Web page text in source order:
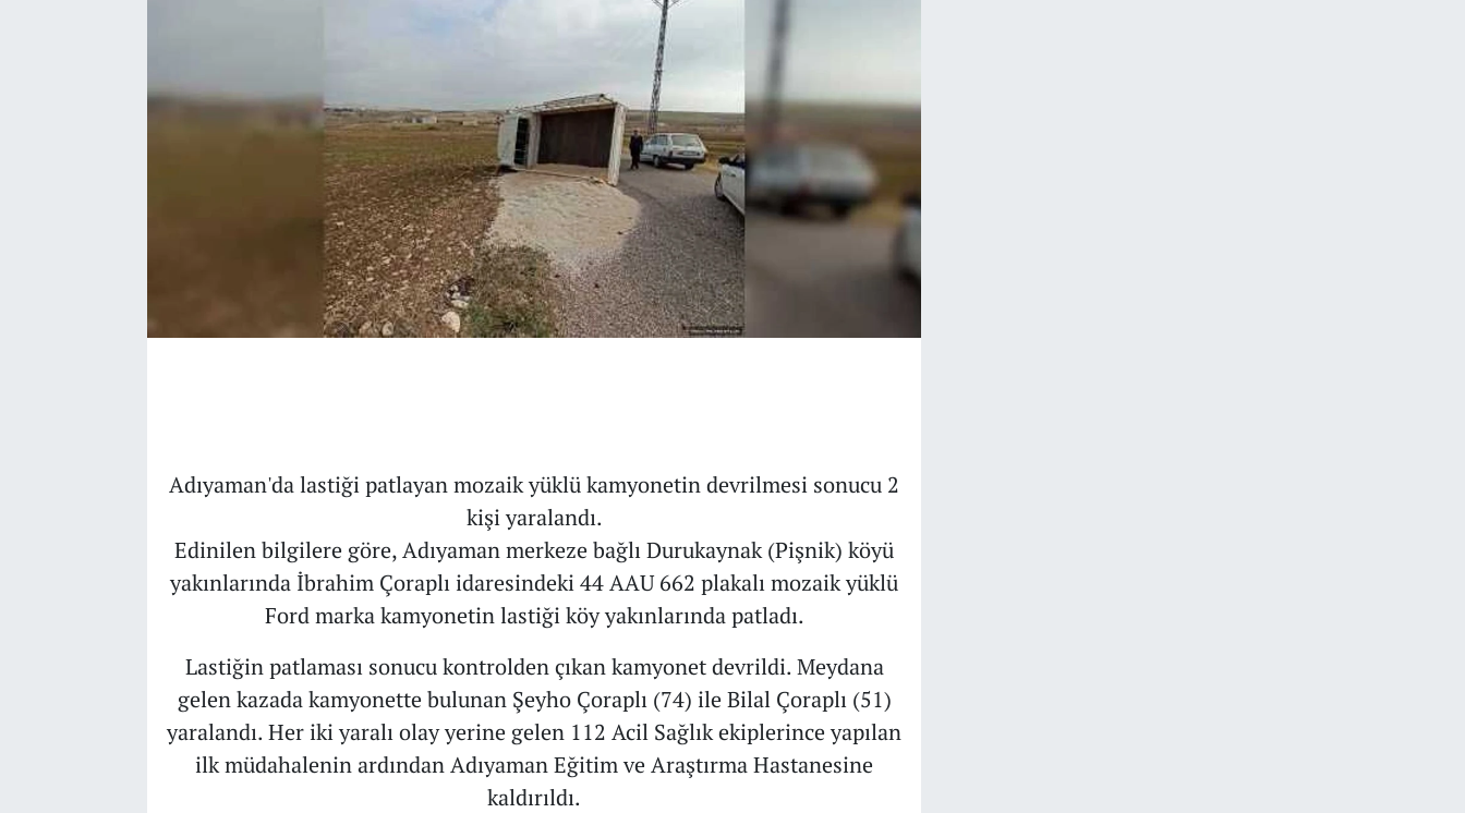
Adıyaman'da lastiği patlayan mozaik yüklü kamyonetin devrilmesi sonucu 2
kişi yaralandı.
Edinilen bilgilere göre, Adıyaman merkeze bağlı Durukaynak (Pişnik) köyü
yakınlarında İbrahim Çoraplı idaresindeki 44 AAU 662 plakalı mozaik yüklü
Ford marka kamyonetin lastiği köy yakınlarında patladı.
Lastiğin patlaması sonucu kontrolden çıkan kamyonet devrildi. Meydana
gelen kazada kamyonette bulunan Şeyho Çoraplı (74) ile Bilal Çoraplı (51)
yaralandı. Her iki yaralı olay yerine gelen 112 Acil Sağlık ekiplerince yapılan
ilk müdahalenin ardından Adıyaman Eğitim ve Araştırma Hastanesine
kaldırıldı.